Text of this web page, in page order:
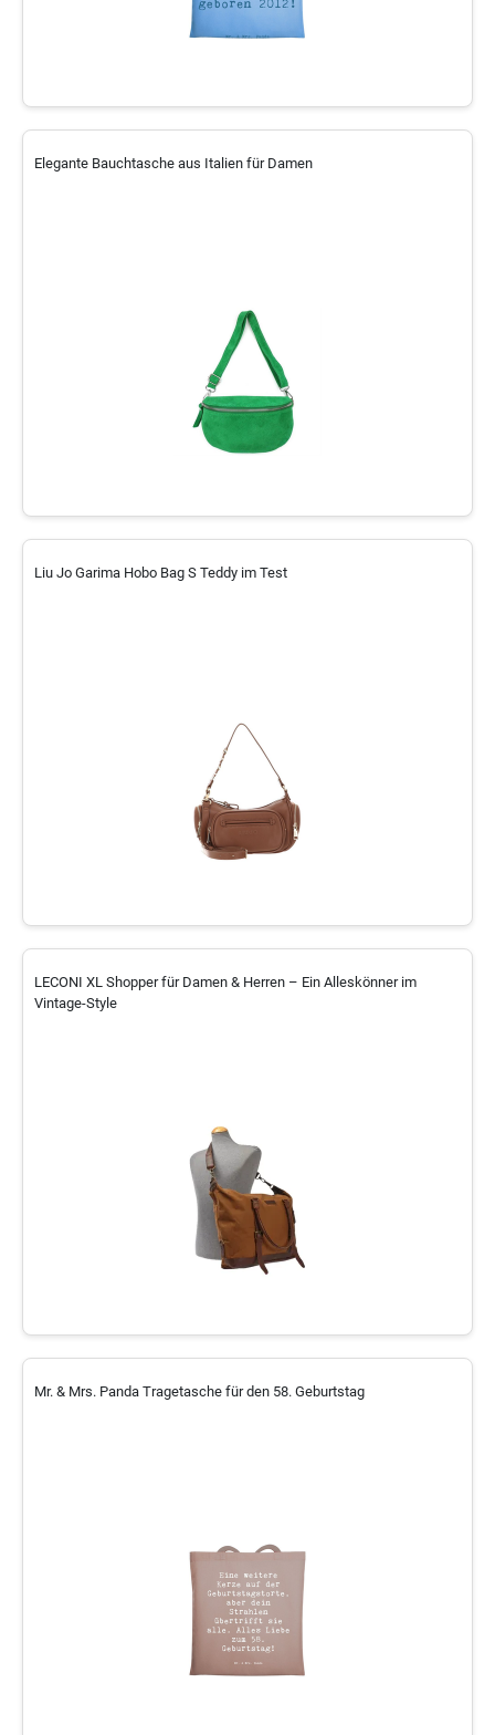
Elegante Bauchtasche aus Italien für Damen
Liu Jo Garima Hobo Bag S Teddy im Test
LECONI XL Shopper für Damen & Herren – Ein Alleskönner im
Vintage-Style
Mr. & Mrs. Panda Tragetasche für den 58. Geburtstag